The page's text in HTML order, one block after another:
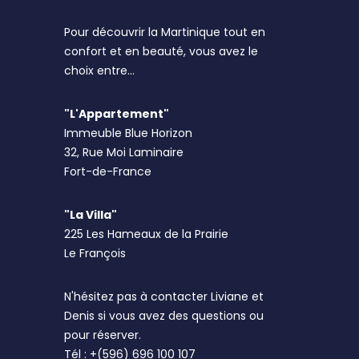
Pour découvrir la Martinique tout en
confort et en beauté, vous avez le
choix entre...
"L'Appartement"
Immeuble Blue Horizon
32, Rue Moi Laminaire
Fort-de-France
"La Villa"
225 Les Hameaux de la Prairie
Le François
N'hésitez pas à contacter Liviane et
Denis si vous avez des questions ou
pour réserver.
Tél : +(596) 696 100 107